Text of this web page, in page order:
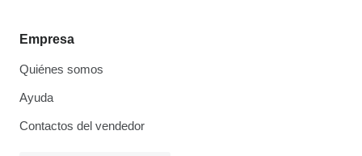
Empresa
Quiénes somos
Ayuda
Contactos del vendedor